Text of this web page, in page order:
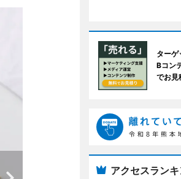
ターゲ
Bコン
でお見
アクセスラン